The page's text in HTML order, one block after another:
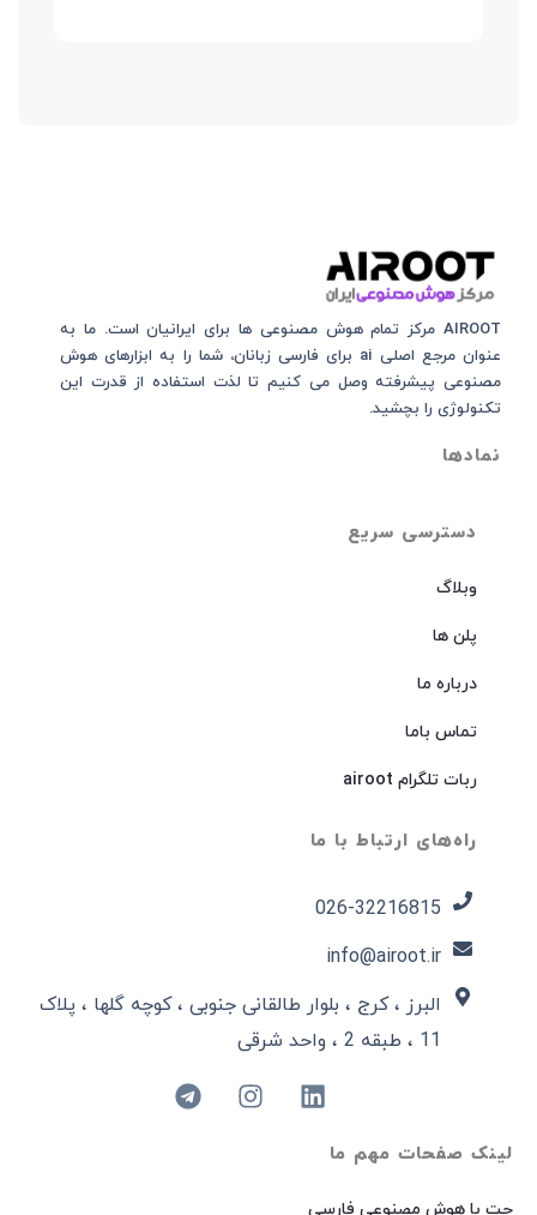
لینک صفحات مهم ما
چت با هوش مصنوعی فارسی
دسترسی سریع
وبلاگ
پلن ها
درباره ما
تماس باما
ربات تلگرام airoot
راه‌های ارتباط با ما
026-32216815​
info@airoot.ir
البرز ، کرج ، بلوار طالقانی جنوبی ، کوچه گلها ، پلاک
11 ، طبقه 2 ، واحد شرقی
AIROOT مرکز تمام هوش مصنوعی‌‌‌ ها برای ایرانیان است. ما به
عنوان مرجع اصلی ai برای فارسی زبانان، شما را به ابزارهای هوش
مصنوعی پیشرفته وصل می کنیم تا لذت استفاده از قدرت این
تکنولوژی را بچشید.
نمادها